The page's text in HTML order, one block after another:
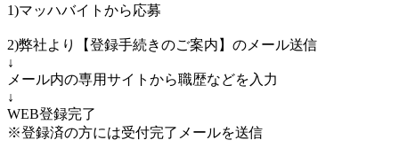
1)マッハバイトから応募
2)弊社より【登録手続きのご案内】のメール送信
↓
メール内の専用サイトから職歴などを入力
↓
WEB登録完了
※登録済の方には受付完了メールを送信